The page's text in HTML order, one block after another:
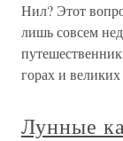
Нил? Этот
лишь совсем
горах и великих
Лунные